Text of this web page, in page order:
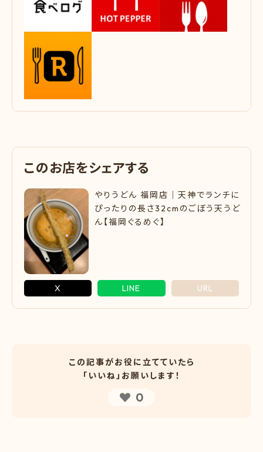
このお店をシェアする
やりうどん 福岡店｜天神でランチに
ぴったりの長さ32cmのごぼう天うど
ん【福岡ぐるめぐ】
X LINE URL
この記事がお役に立てていたら
「いいね」お願いします！
0